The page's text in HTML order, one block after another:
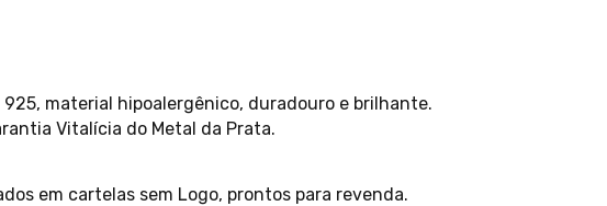
material hipoalergênico, duradouro e brilhante.
Vitalícia do Metal da Prata.
em cartelas sem Logo, prontos para revenda.